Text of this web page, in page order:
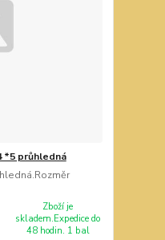
*5 průhledná
Zboží je
skladem.Expedice do
48 hodin. 1 bal